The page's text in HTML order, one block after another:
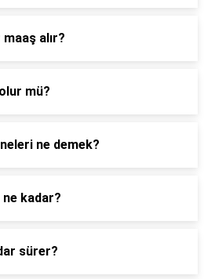
alır?
mü?
ne demek?
kadar?
sürer?